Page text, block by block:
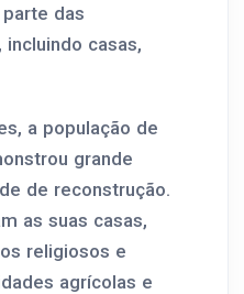
das
casas,
a população de
grande
de reconstrução.
as suas casas,
religiosos e
agrícolas e